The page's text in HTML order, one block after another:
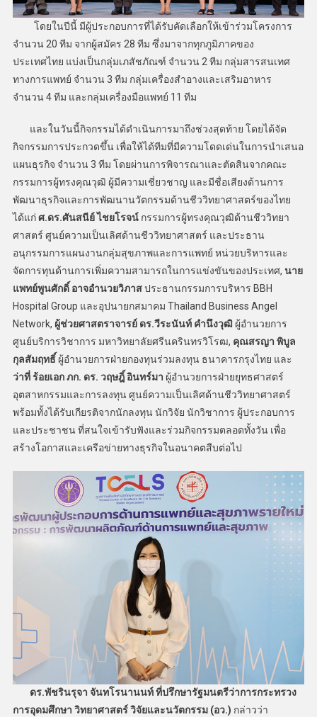
โดยในปีนี้ มีผู้ประกอบการที่ได้รับคัดเลือกให้เข้าร่วมโครงการ
จำนวน 20 ทีม จากผู้สมัคร 28 ทีม ซึ่งมาจากทุกภูมิภาคของ
ประเทศไทย แบ่งเป็นกลุ่มเภสัชภัณฑ์ จำนวน 2 ทีม กลุ่มสารสนเทศ
ทางการแพทย์ จำนวน 3 ทีม กลุ่มเครื่องสำอางและเสริมอาหาร
จำนวน 4 ทีม และกลุ่มเครื่องมือแพทย์ 11 ทีม
และในวันนี้กิจกรรมได้ดำเนินการมาถึงช่วงสุดท้าย โดยได้จัด
กิจกรรมการประกวดขึ้น เพื่อให้ได้ทีมที่มีความโดดเด่นในการนำเสนอ
แผนธุรกิจ จำนวน 3 ทีม โดยผ่านการพิจารณาและตัดสินจากคณะ
กรรมการผู้ทรงคุณวุฒิ ผู้มีความเชี่ยวชาญ และมีชื่อเสียงด้านการ
พัฒนาธุรกิจและการพัฒนานวัตกรรมด้านชีววิทยาศาสตร์ของไทย
ได้แก่ศ.ดร.ศันสนีย์ ไชยโรจน์กรรมการผู้ทรงคุณวุฒิด้านชีววิทยา
ศาสตร์ ศูนย์ความเป็นเลิศด้านชีววิทยาศาสตร์ และประธาน
อนุกรรมการแผนงานกลุ่มสุขภาพและการแพทย์ หน่วยบริหารและ
จัดการทุนด้านการเพิ่มความสามารถในการแข่งขันของประเทศ, นาย
แพทย์พูนศักดิ์ อาจอำนวยวิภาสประธานกรรมการบริหาร BBH
Hospital Group และอุปนายกสมาคม Thailand Business Angel
Network, ผู้ช่วยศาสตราจารย์ ดร.วีระนันท์ คำนึงวุฒิผู้อำนวยการ
ศูนย์บริการวิชาการ มหาวิทยาลัยศรีนครินทรวิโรฒ, คุณสรญา พิบูล
กุลสัมฤทธิ์ผู้อำนวยการฝ่ายกองทุนร่วมลงทุน ธนาคารกรุงไทย และ
ว่าที่ ร้อยเอก ภก. ดร. วฤษฎิ์ อินทร์มา ผู้อำนวยการฝ่ายยุทธศาสตร์
อุตสาหกรรมและการลงทุน ศูนย์ความเป็นเลิศด้านชีววิทยาศาสตร์
พร้อมทั้งได้รับเกียรติจากนักลงทุน นักวิจัย นักวิชาการ ผู้ประกอบการ
และประชาชน ที่สนใจเข้ารับฟังและร่วมกิจกรรมตลอดทั้งวัน เพื่อ
สร้างโอกาสและเครือข่ายทางธุรกิจในอนาคตสืบต่อไป
ดร.พัชรินรุจา จันทโรนานนท์ ที่ปรึกษารัฐมนตรีว่าการกระทรวง
การอุดมศึกษา วิทยาศาสตร์ วิจัยและนวัตกรรม (อว.) กล่าวว่า